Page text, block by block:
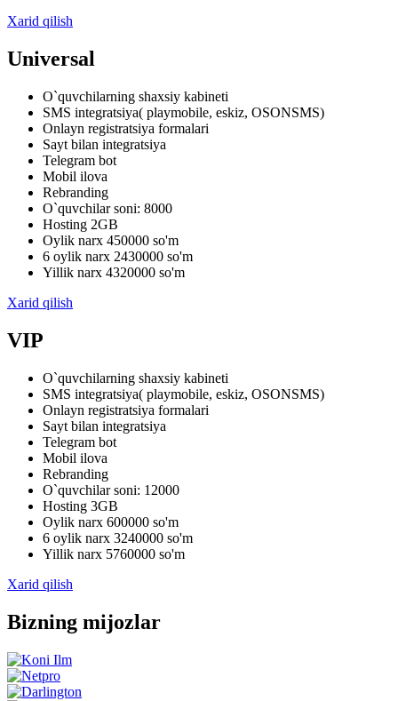
Xarid qilish
Universal
O`quvchilarning shaxsiy kabineti
SMS integratsiya( playmobile, eskiz, OSONSMS)
Onlayn registratsiya formalari
Sayt bilan integratsiya
Telegram bot
Mobil ilova
Rebranding
O`quvchilar soni: 8000
Hosting 2GB
Oylik narx 450000 so'm
6 oylik narx 2430000 so'm
Yillik narx 4320000 so'm
Xarid qilish
VIP
O`quvchilarning shaxsiy kabineti
SMS integratsiya( playmobile, eskiz, OSONSMS)
Onlayn registratsiya formalari
Sayt bilan integratsiya
Telegram bot
Mobil ilova
Rebranding
O`quvchilar soni: 12000
Hosting 3GB
Oylik narx 600000 so'm
6 oylik narx 3240000 so'm
Yillik narx 5760000 so'm
Xarid qilish
Bizning mijozlar